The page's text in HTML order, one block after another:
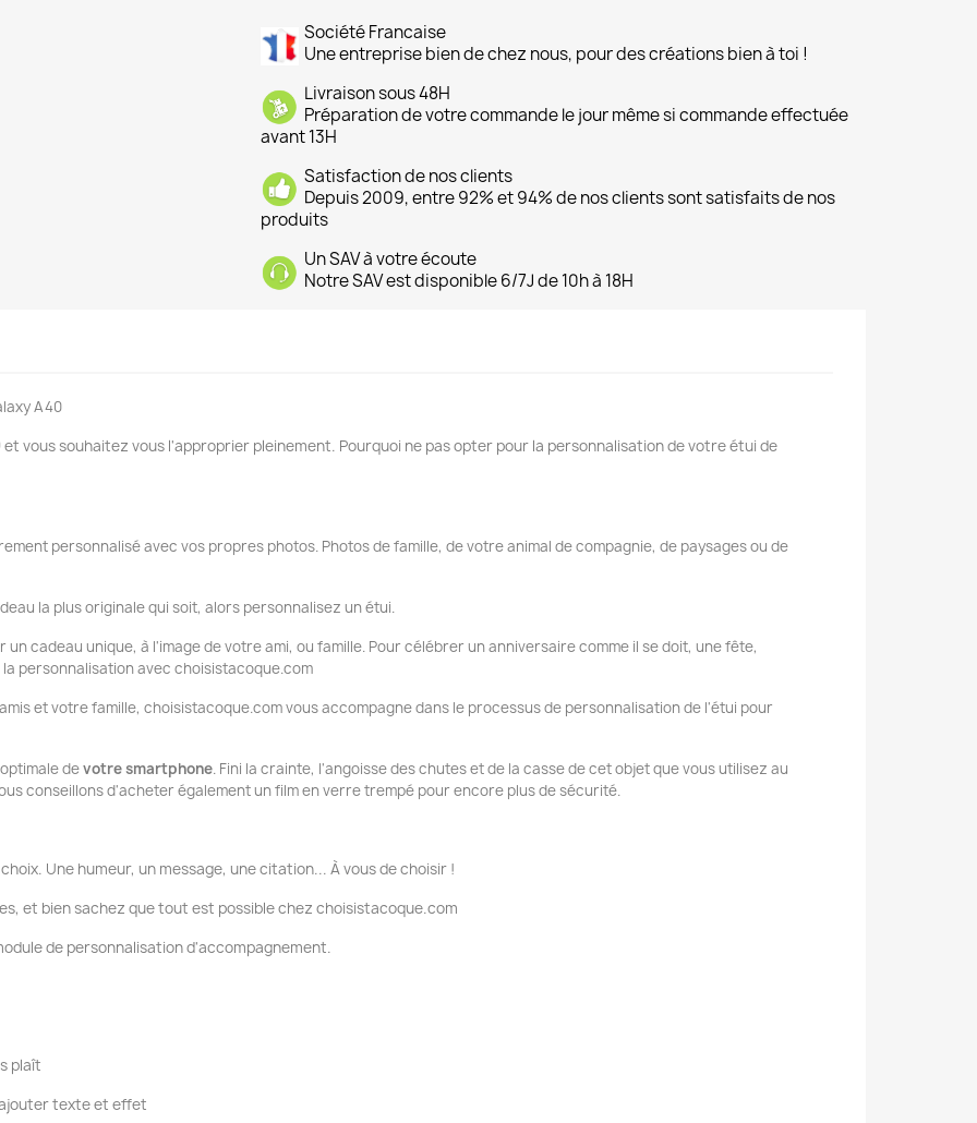
Société Francaise
Une entreprise bien de chez nous, pour des créations bien à toi !
Livraison sous 48H
Préparation de votre commande le jour même si commande effectuée
avant 13H
Satisfaction de nos clients
Depuis 2009, entre 92% et 94% de nos clients sont satisfaits de nos
produits
Un SAV à votre écoute
Notre SAV est disponible 6/7J de 10h à 18H
A40
et vous souhaitez vous l'approprier pleinement. Pourquoi ne pas opter pour la personnalisation de votre étui de
personnalisé avec vos propres photos. Photos de famille, de votre animal de compagnie, de paysages ou de
la plus originale qui soit, alors personnalisez un étui.
cadeau unique, à l'image de votre ami, ou famille. Pour célébrer un anniversaire comme il se doit, une fête,
personnalisation avec choisistacoque.com
et votre famille, choisistacoque.com vous accompagne dans le processus de personnalisation de l'étui pour
devotre smartphone. Fini la crainte, l'angoisse des chutes et de la casse de cet objet que vous utilisez au
conseillons d'acheter également un film en verre trempé pour encore plus de sécurité.
Une humeur, un message, une citation... À vous de choisir !
et bien sachez que tout est possible chez choisistacoque.com
de personnalisation d'accompagnement.
plaît
texte et effet